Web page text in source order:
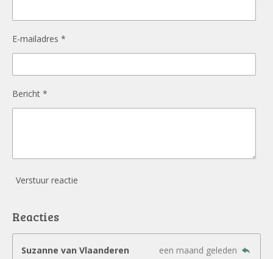
E-mailadres *
Bericht *
Verstuur reactie
Reacties
Suzanne van Vlaanderen een maand geleden